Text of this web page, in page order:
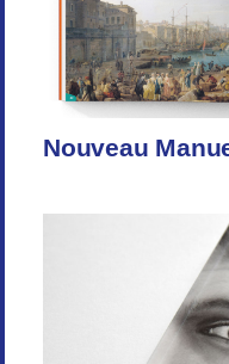
Nouveau